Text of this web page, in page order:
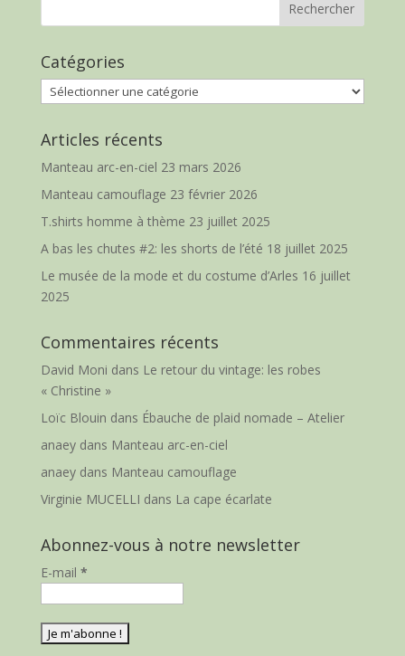
Catégories
Catégories
Articles récents
Manteau arc-en-ciel 23 mars 2026
Manteau camouflage 23 février 2026
T.shirts homme à thème 23 juillet 2025
A bas les chutes #2: les shorts de l’été 18 juillet 2025
Le musée de la mode et du costume d’Arles 16 juillet
2025
Commentaires récents
David Moni dans Le retour du vintage: les robes
« Christine »
Loïc Blouin dans Ébauche de plaid nomade – Atelier
anaeydans Manteau arc-en-ciel
anaeydans Manteau camouflage
Virginie MUCELLI dans La cape écarlate
Abonnez-vous à notre newsletter
E-mail *